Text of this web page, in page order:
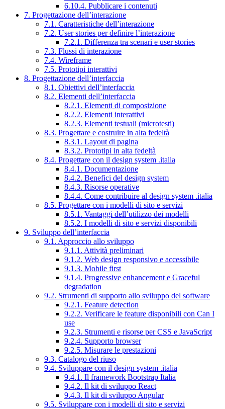
6.10.4. Pubblicare i contenuti
7. Progettazione dell’interazione
7.1. Caratteristiche dell’interazione
7.2. User stories per definire l’interazione
7.2.1. Differenza tra scenari e user stories
7.3. Flussi di interazione
7.4. Wireframe
7.5. Prototipi interattivi
8. Progettazione dell’interfaccia
8.1. Obiettivi dell’interfaccia
8.2. Elementi dell’interfaccia
8.2.1. Elementi di composizione
8.2.2. Elementi interattivi
8.2.3. Elementi testuali (microtesti)
8.3. Progettare e costruire in alta fedeltà
8.3.1. Layout di pagina
8.3.2. Prototipi in alta fedeltà
8.4. Progettare con il design system .italia
8.4.1. Documentazione
8.4.2. Benefici del design system
8.4.3. Risorse operative
8.4.4. Come contribuire al design system .italia
8.5. Progettare con i modelli di sito e servizi
8.5.1. Vantaggi dell’utilizzo dei modelli
8.5.2. I modelli di sito e servizi disponibili
9. Sviluppo dell’interfaccia
9.1. Approccio allo sviluppo
9.1.1. Attività preliminari
9.1.2. Web design responsivo e accessibile
9.1.3. Mobile first
9.1.4. Progressive enhancement e Graceful
degradation
9.2. Strumenti di supporto allo sviluppo del software
9.2.1. Feature detection
9.2.2. Verificare le feature disponibili con Can I
use
9.2.3. Strumenti e risorse per CSS e JavaScript
9.2.4. Supporto browser
9.2.5. Misurare le prestazioni
9.3. Catalogo del riuso
9.4. Sviluppare con il design system .italia
9.4.1. Il framework Bootstrap Italia
9.4.2. Il kit di sviluppo React
9.4.3. Il kit di sviluppo Angular
9.5. Sviluppare con i modelli di sito e servizi